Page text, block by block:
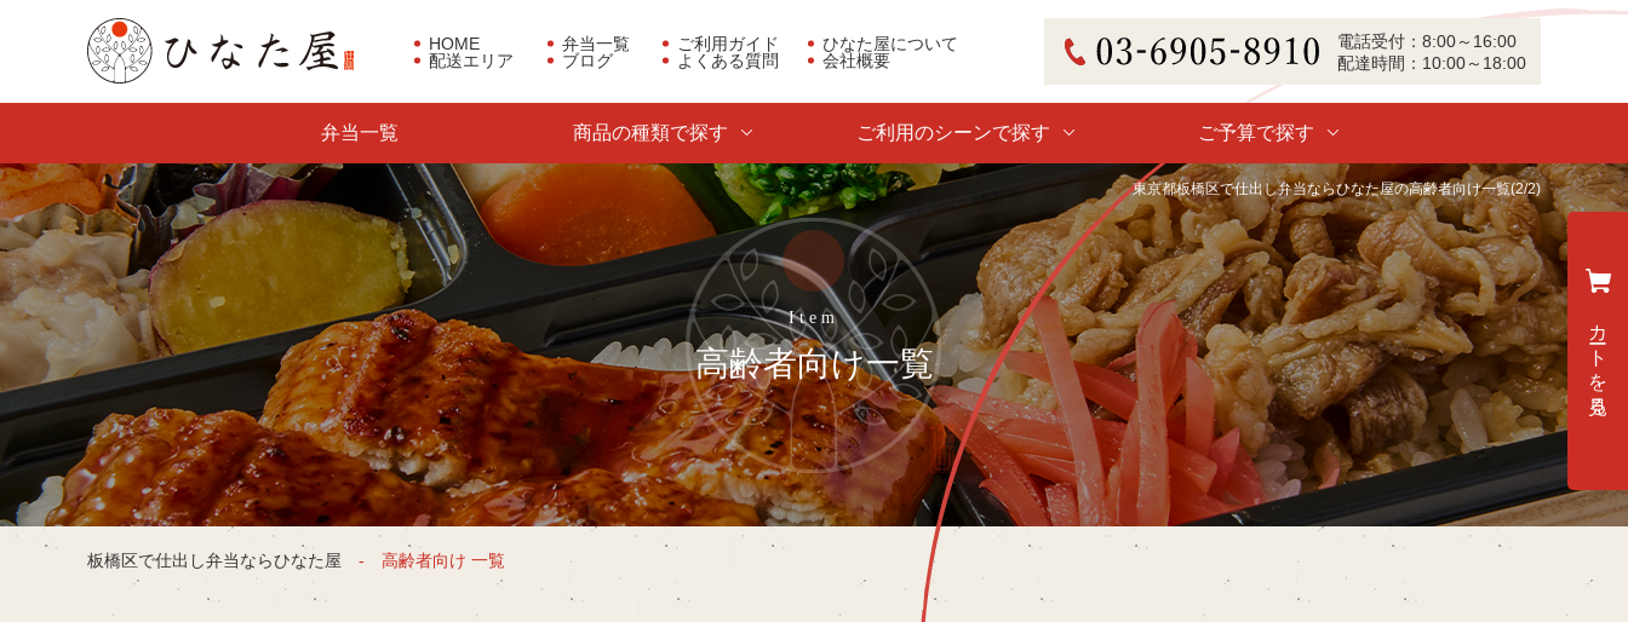
東京都板橋区で仕出し弁当ならひなた屋の高齢者向け一覧(2/2)
東京都板橋区で仕出し弁当な
HOME 弁当一覧 ご利用ガイド
ひなた屋について
配送エリア
ブログ よくある質問 会社概要
03-6905-8910
電話受付 ： 8:00～16:00
配達時間： 10:00～18:00
弁当一覧 商品の種類で探す ご利用のシーンで探す ご予算で探す
高齢者向け一覧
板橋区で仕出し弁当ならひなた屋 高齢者向け 一覧
カートを見る